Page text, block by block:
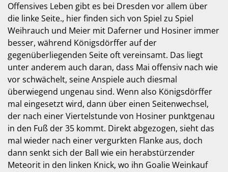
Offensives Leben gibt es bei Dresden vor allem über
die linke Seite., hier finden sich von Spiel zu Spiel
Weihrauch und Meier mit Daferner und Hosiner immer
besser, während Königsdörffer auf der
gegenüberliegenden Seite oft vereinsamt. Das liegt
unter anderem auch daran, dass Mai offensiv nach wie
vor schwächelt, seine Anspiele auch diesmal
überwiegend ungenau sind. Wenn also Königsdörffer
mal eingesetzt wird, dann über einen Seitenwechsel,
der nach einer Viertelstunde von Hosiner punktgenau
in den Fuß der 35 kommt. Direkt abgezogen, sieht das
mal wieder nach einer vergurkten Flanke aus, doch
dann senkt sich der Ball wie ein herabstürzender
Meteorit in den linken Knick, wo ihn Goalie Weinkauf